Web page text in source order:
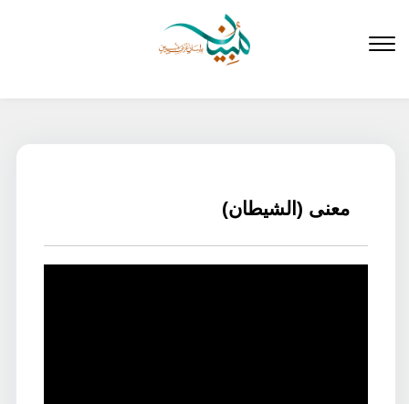
المحتوى
معنى (الشيطان)